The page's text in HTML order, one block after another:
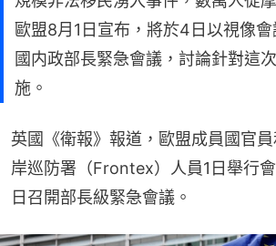
歐盟8月1日宣布，將於4日以視像
國内政部長緊急會議，討論針對這
施。
英國《衛報》報道，歐盟成員國官
岸巡防署（Frontex）人員1日舉行
日召開部長級緊急會議。